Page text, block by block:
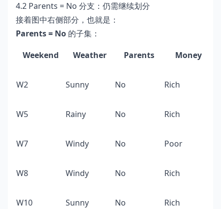
4.2 Parents = No 分支：仍需继续划分
接着图中右侧部分，也就是：
Parents = No 的子集：
Weekend
Weather Parents Money
W2 Sunny No Rich
W5 Rainy No Rich
W7 Windy No Poor
W8 Windy No Rich
W10 Sunny No Rich